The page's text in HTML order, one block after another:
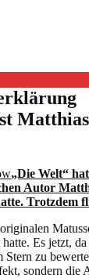
„Die Welt“
Autor
Trotzdem
Es jetzt,
zu
sondern